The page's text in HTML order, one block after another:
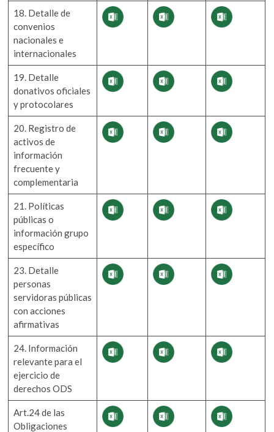
18. Detalle de
convenios
nacionales e
internacionales
19. Detalle
donativos oficiales
y protocolares
20. Registro de
activos de
información
frecuente y
complementaria
21. Políticas
públicas o
información grupo
específico
23. Detalle
personas
servidoras públicas
con acciones
afirmativas
24. Información
relevante para el
ejercicio de
derechos ODS
Art.24 de las
Obligaciones